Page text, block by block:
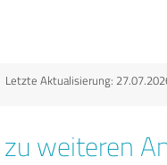
Letzte Aktualisierung:
weiteren